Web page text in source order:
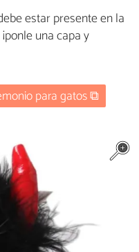
estar presente en la
una capa y
para gatos ⧉